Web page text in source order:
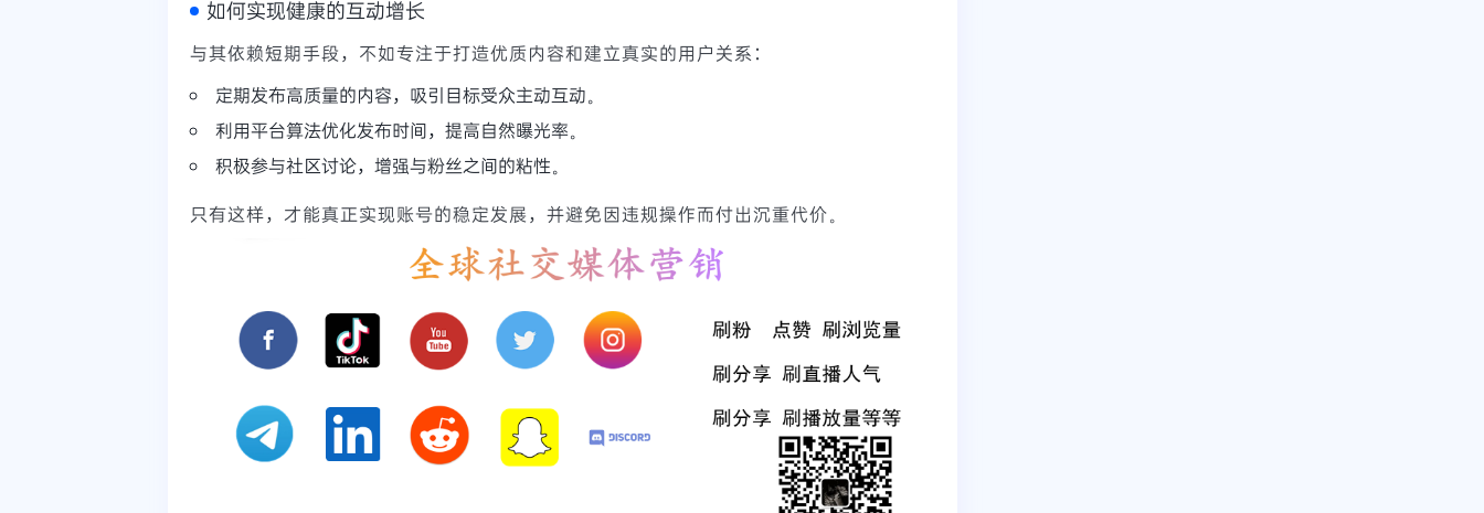
如何实现健康的互动增长
与其依赖短期手段，不如专注于打造优质内容和建立真实的用户关系：
定期发布高质量的内容，吸引目标受众主动互动。
利用平台算法优化发布时间，提高自然曝光率。
积极参与社区讨论，增强与粉丝之间的粘性。
只有这样，才能真正实现账号的稳定发展，并避免因违规操作而付出沉重代价。